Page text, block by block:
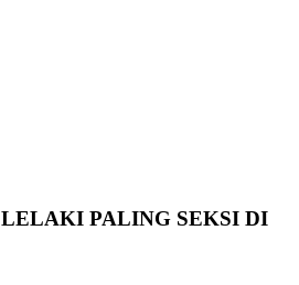
PALING SEKSI DI